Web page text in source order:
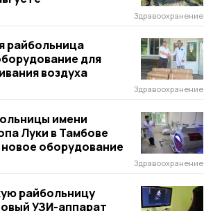
Здравоохранение
райбольница
для
воздуха
Здравоохранение
имени
Луки в Тамбове
оборудование
Здравоохранение
райбольницу
УЗИ-аппарат